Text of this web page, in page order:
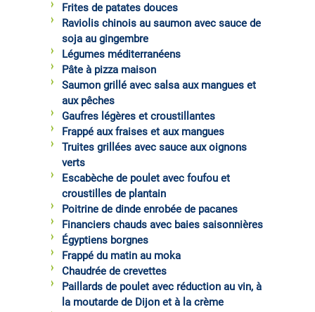
Frites de patates douces
Raviolis chinois au saumon avec sauce de
soja au gingembre
Légumes méditerranéens
Pâte à pizza maison
Saumon grillé avec salsa aux mangues et
aux pêches
Gaufres légères et croustillantes
Frappé aux fraises et aux mangues
Truites grillées avec sauce aux oignons
verts
Escabèche de poulet avec foufou et
croustilles de plantain
Poitrine de dinde enrobée de pacanes
Financiers chauds avec baies saisonnières
Égyptiens borgnes
Frappé du matin au moka
Chaudrée de crevettes
Paillards de poulet avec réduction au vin, à
la moutarde de Dijon et à la crème